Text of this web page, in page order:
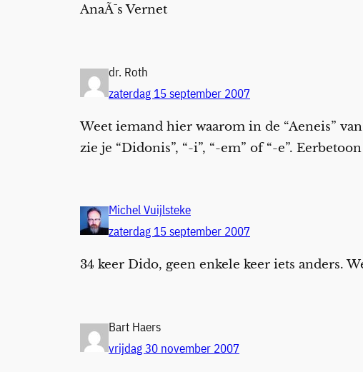
AnaÃ¯s Vernet
dr. Roth
zaterdag 15 september 2007
Weet iemand hier waarom in de “Aeneis”
zie je “Didonis”, “-i”, “-em” of “-e”.
Michel Vuijlsteke
zaterdag 15 september 2007
34 keer Dido, geen enkele keer iets anders.
Bart Haers
vrijdag 30 november 2007